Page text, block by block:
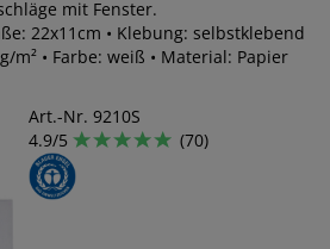
mit Fenster.
22x11cm • Klebung: selbstklebend
m² • Farbe: weiß • Material: Papier
Art.-Nr. 9210S
4.9/5
(70)